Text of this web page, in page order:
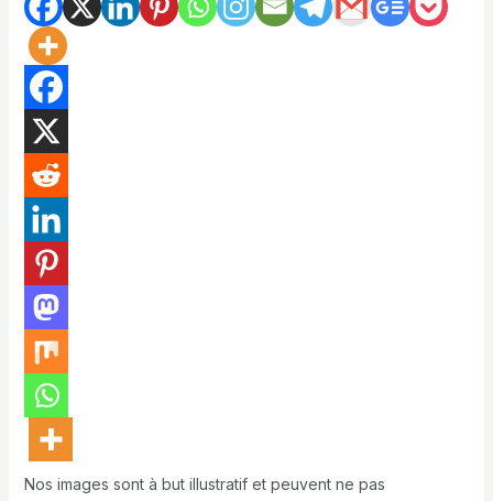
Nos images sont à but illustratif et peuvent ne pas